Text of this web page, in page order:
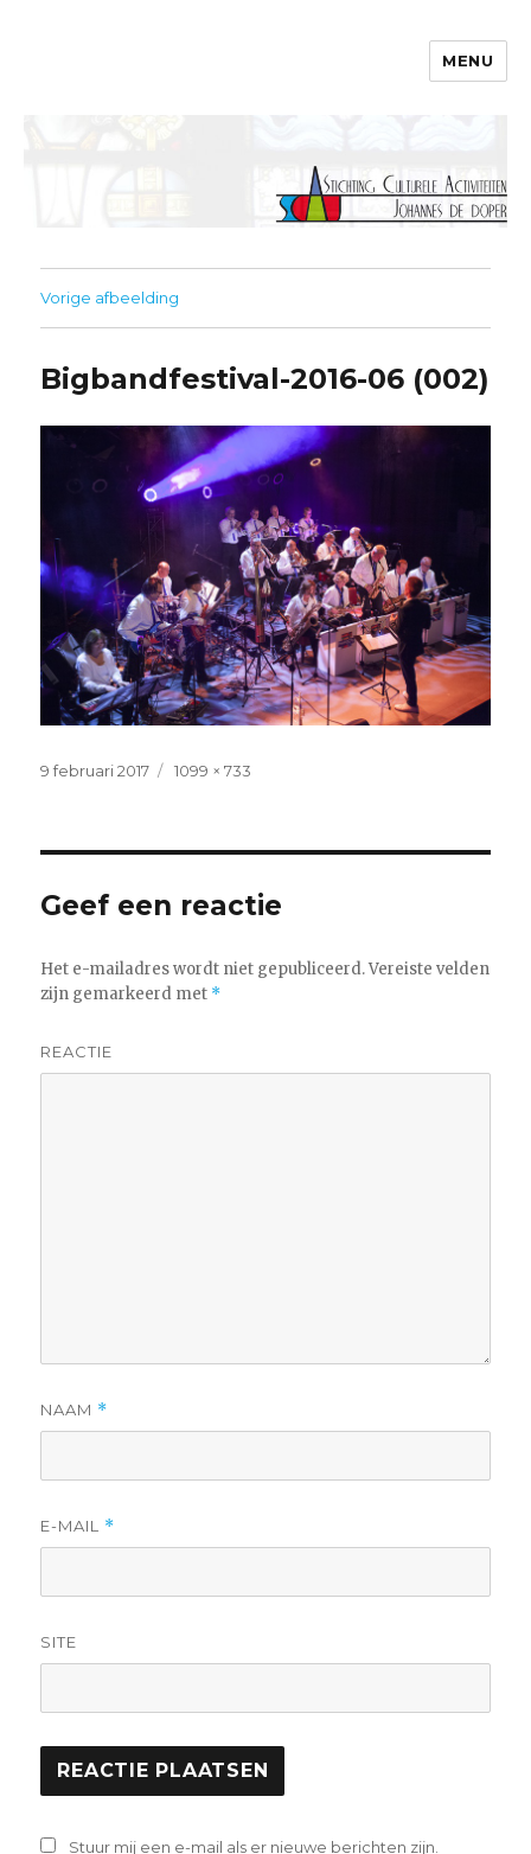
MENU
Vorige afbeelding
Bigbandfestival-2016-06 (002)
Geplaatst
9 februari 2017
Volledige
1099 × 733
Geef een reactie
Het e-mailadres wordt niet gepubliceerd.Vereiste velden
zijn gemarkeerd met *
REACTIE
NAAM *
E-MAIL *
SITE
Stuur mij een e-mail als er nieuwe berichten zijn.